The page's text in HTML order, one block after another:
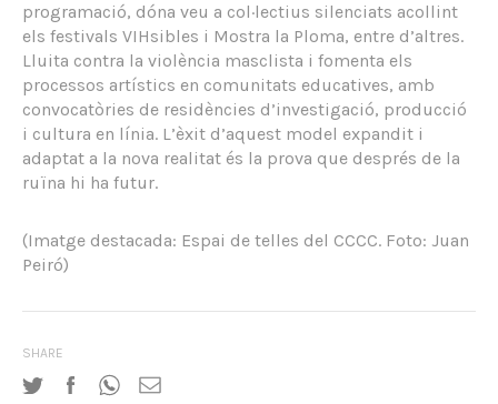
programació, dóna veu a col·lectius silenciats acollint
els festivals VIHsibles i Mostra la Ploma, entre d’altres.
Lluita contra la violència masclista i fomenta els
processos artístics en comunitats educatives, amb
convocatòries de residències d’investigació, producció
i cultura en línia. L’èxit d’aquest model expandit i
adaptat a la nova realitat és la prova que després de la
ruïna hi ha futur.
(Imatge destacada: Espai de telles del CCCC. Foto: Juan
Peiró)
SHARE